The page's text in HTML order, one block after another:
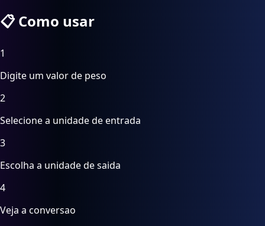
📋Como usar
1
Digite um valor de peso
2
Selecione a unidade de entrada
3
Escolha a unidade de saida
4
Veja a conversao